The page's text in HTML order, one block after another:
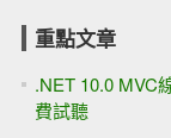
重點文章
.NET 10.0 MVC
費試聽